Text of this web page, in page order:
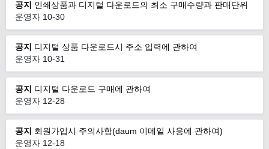
공지 인쇄상품과 디지털 다운로드의 최소 구매수량과 판매단위
운영자 10-30
공지 디지털 상품 다운로드시 주소 입력에 관하여
운영자 10-31
공지 디지털 다운로드 구매에 관하여
운영자 12-28
공지 회원가입시 주의사항(daum 이메일 사용에 관하여)
운영자 12-18